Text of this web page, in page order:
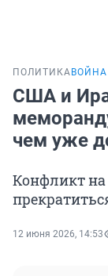
ПОЛИТИКА
США и
чем уже
Конфликт
12 июня 2026, 14:53